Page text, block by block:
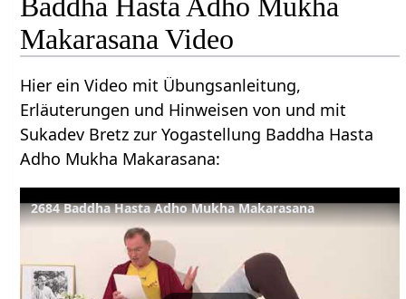
Makarasana Video
Hier ein Video mit Übungsanleitung,
Erläuterungen und Hinweisen von und mit
Sukadev Bretz zur Yogastellung Baddha Hasta
Adho Mukha Makarasana:
2684 Baddha Hasta Adho Mukha Makarasana